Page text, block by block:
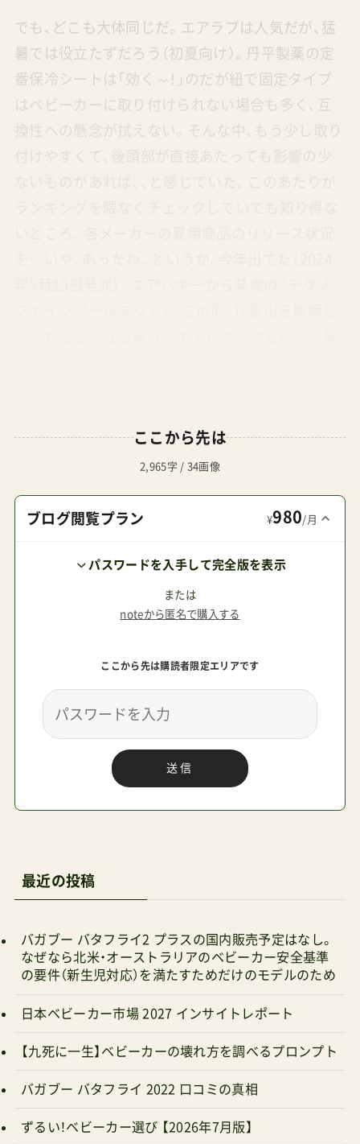
でも、どこも大体同じだ。エアラブは人気だが、猛
暑では役立たずだろう（初夏向け）。丹平製薬の定
番保冷シートは「効く～！」のだが紐で固定タイプ
はベビーカーに取り付けられない場合も多く、互
と思うが、保冷剤の厚みはクーリッシュよりも薄
い（70%程度）。さらに余計な情報としてはクーリ
インナー部分は熱伝導率の低い素材で覆われてい
（35℃の外気温で5℃以下を4時間キープ）秘密にな
っている。で、我が家にはエアバギーはもう居ない
ので（乗り換えた）代わりにメリオに取り付けてみ
ッと肩ベルトの間に差し入れるだけ。５秒だ。って
いうか、メリオカーボンの背もたれ上端とクール
マットの上端がぴったりと合う。狙ったか？まさ
かのシンデレラフィット。ちなみに、上が合うなら
下はどうか？と座面側に敷けるか試してみたとこ
いいだろう。さて、ここで気になるのが効果のほ
ど。まずは私自身が確かめるために自家用車の運
妙な冷え心地…」キーン、ギョッ！とする冷たさは
ない。じんわりと伝わる冷え。デロンギみたい？
（季節的に逆だけど）しかし、それはメーカーの狙
いどおりなのだろう。冷しても硬くならないジェ
ル（けど長持ち）冷たさを保持する中材と接触面の
厚みすべて計算されている商品だと感じた。おそ
らくこれは夏の部活で、水を飲むことも許されず、
雑巾の水を絞って水を得て、部活後はアイスボッ
ここから先は
2,965字 / 34画像
ブログ閲覧プラン ¥980/月
パスワードを入手して完全版を表示
または
noteから匿名で購入する
ここから先は購読者限定エリアです
送信
最近の投稿
バガブー バタフライ2 プラスの国内販売予定はなし。
なぜなら北米・オーストラリアのベビーカー安全基準
の要件（新生児対応）を満たすためだけのモデルのため
日本ベビーカー市場 2027 インサイトレポート
【九死に一生】ベビーカーの壊れ方を調べるプロンプト
バガブー バタフライ 2022 口コミの真相
ずるい！ベビーカー選び 【2026年7月版】